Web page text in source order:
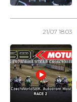
21/07 18:03